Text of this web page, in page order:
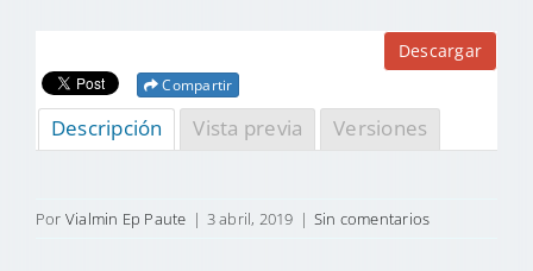
Descargar
Compartir
Descripción Vista previa Versiones
Por Vialmin Ep Paute | 3 abril, 2019 | Sin comentarios